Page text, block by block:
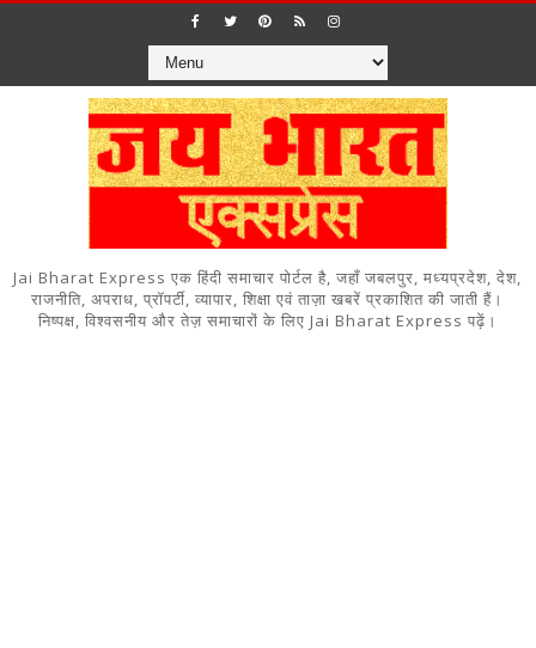
Jai Bharat Express एक हिंदी समाचार पोर्टल है, जहाँ जबलपुर, मध्यप्रदेश, देश,
राजनीति, अपराध, प्रॉपर्टी, व्यापार, शिक्षा एवं ताज़ा खबरें प्रकाशित की जाती हैं।
निष्पक्ष, विश्वसनीय और तेज़ समाचारों के लिए Jai Bharat Express पढ़ें।